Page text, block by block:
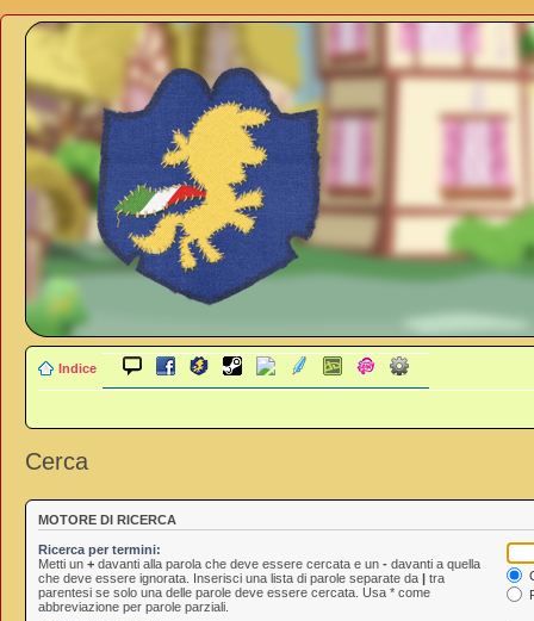
Indice
Cerca
MOTORE DI RICERCA
Ricerca per termini:
Metti un + davanti alla parola che deve essere cercata e un - davanti a quella
che deve essere ignorata. Inserisci una lista di parole separate da | tra
parentesi se solo una delle parole deve essere cercata. Usa * come
abbreviazione per parole parziali.